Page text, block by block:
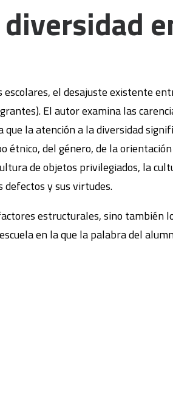
el desajuste existente
El autor examina las
la atención a la diversidad
étnico, del género, de la
de objetos privilegiados, la
defectos y sus virtudes.
estructurales, sino también
en la que la palabra del